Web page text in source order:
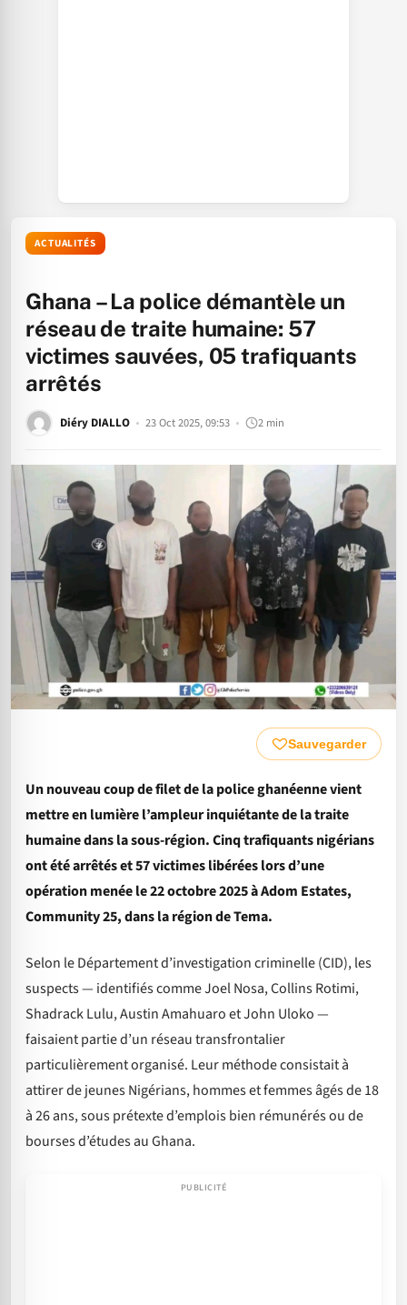
ACTUALITÉS
Ghana – La police démantèle un
réseau de traite humaine: 57
victimes sauvées, 05 trafiquants
arrêtés
Diéry DIALLO 23 Oct 2025, 09:53 2 min
Sauvegarder
Un nouveau coup de filet de la police ghanéenne vient
mettre en lumière l’ampleur inquiétante de la traite
humaine dans la sous-région. Cinq trafiquants nigérians
ont été arrêtés et 57 victimes libérées lors d’une
opération menée le 22 octobre 2025 à Adom Estates,
Community 25, dans la région de Tema.
Selon le Département d’investigation criminelle (CID), les
suspects — identifiés comme Joel Nosa, Collins Rotimi,
Shadrack Lulu, Austin Amahuaro et John Uloko —
faisaient partie d’un réseau transfrontalier
particulièrement organisé. Leur méthode consistait à
attirer de jeunes Nigérians, hommes et femmes âgés de 18
à 26 ans, sous prétexte d’emplois bien rémunérés ou de
bourses d’études au Ghana.